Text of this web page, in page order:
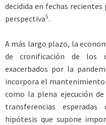
decidida en fechas
perspectiva5.
A más largo plazo, la
de cronificación de los
exacerbados por la
incorpora el mantenimiento
como la plena ejecución
transferencias esperadas
hipótesis que supone